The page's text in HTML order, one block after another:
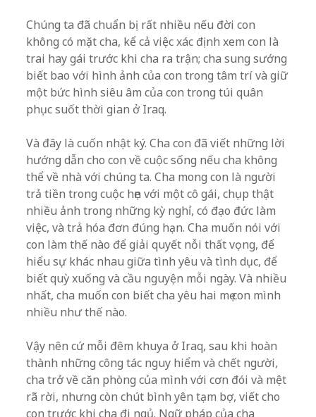
Chúng ta đã chuẩn bị rất nhiều nếu đời con
không có mặt cha, kể cả việc xác định xem con là
trai hay gái trước khi cha ra trận; cha sung sướng
biết bao với hình ảnh của con trong tâm trí và giữ
một bức hình siêu âm của con trong túi quân
phục suốt thời gian ở Iraq.
Và đây là cuốn nhật ký. Cha con đã viết những lời
hướng dẫn cho con về cuộc sống nếu cha không
thể về nhà với chúng ta. Cha mong con là người
trả tiền trong cuộc hẹn với một cô gái, chụp thật
nhiều ảnh trong những kỳ nghỉ, có đạo đức làm
việc, và trả hóa đơn đúng hạn. Cha muốn nói với
con làm thế nào để giải quyết nỗi thất vọng, để
hiểu sự khác nhau giữa tình yêu và tình dục, để
biết quỳ xuống và cầu nguyện mỗi ngày. Và nhiều
nhất, cha muốn con biết cha yêu hai mẹ con mình
nhiều như thế nào.
Vậy nên cứ mỗi đêm khuya ở Iraq, sau khi hoàn
thành những công tác nguy hiểm và chết người,
cha trở về căn phòng của mình với cơn đói và mệt
rã rời, nhưng còn chút bình yên tạm bợ, viết cho
con trước khi cha đi ngủ. Ngữ pháp của cha